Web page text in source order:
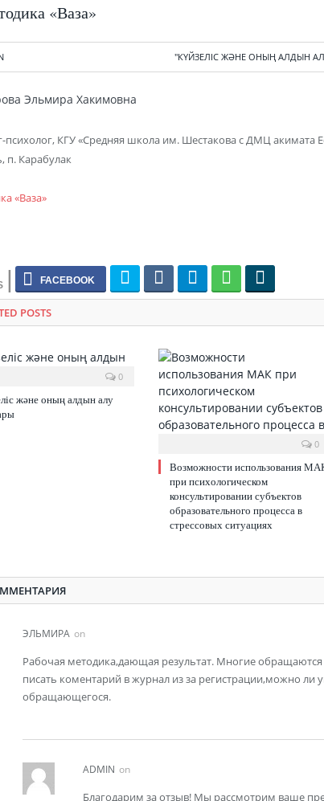
«Ваза»
"КҮЙЗЕЛІС ЖӘНЕ ОНЫҢ АЛДЫН
Эльмира Хакимовна
психолог, КГУ «Средняя школа им. Шестакова с ДМЦ акимата
п. Карабулак
«Ваза»
POSTS
0
және оның алдын алу
0
Возможности использования
при психологическом
консультировании субъектов
образовательного процесса в
стрессовых ситуациях
ЭЛЬМИРА on
Рабочая методика,дающая результат. Многие обращаются
писать коментарий в журнал из за регистрации,можно ли
обращающегося.
ADMIN on
Благодарим за отзыв! Мы рассмотрим ваше